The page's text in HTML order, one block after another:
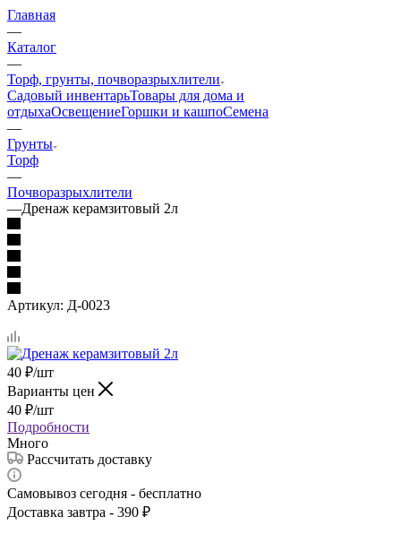
Главная
—
Каталог
—
Торф, грунты, почворазрыхлители
Садовый инвентарьТовары для дома и
отдыхаОсвещениеГоршки и кашпоСемена
—
Грунты
Торф
—
Почворазрыхлители
—Дренаж керамзитовый 2л
Артикул: Д-0023
40 ₽/шт
Варианты цен
40 ₽/шт
Подробности
Много
Рассчитать доставку
Самовывоз сегодня - бесплатно
Доставка завтра - 390 ₽